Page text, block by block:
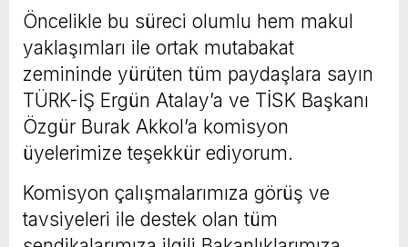
Öncelikle bu süreci olumlu hem makul
yaklaşımları ile ortak mutabakat
zemininde yürüten tüm paydaşlara sayın
TÜRK-İŞ Ergün Atalay’a ve TİSK Başkanı
Özgür Burak Akkol’a komisyon
üyelerimize teşekkür ediyorum.
Komisyon çalışmalarımıza görüş ve
tavsiyeleri ile destek olan tüm